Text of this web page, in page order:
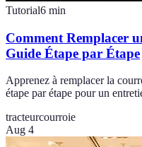
Tutorial6 min
Comment Remplacer
Guide Étape par Étape
Apprenez à remplacer la
étape par étape pour un
tracteurcourroie
Aug 4